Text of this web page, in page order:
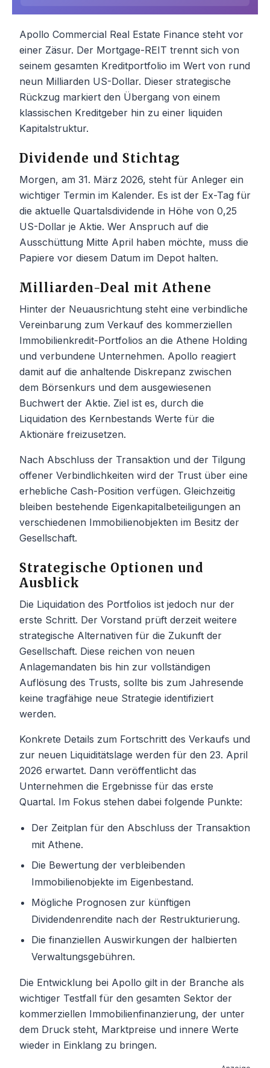
Apollo Commercial Real Estate Finance steht vor
einer Zäsur. Der Mortgage-REIT trennt sich von
seinem gesamten Kreditportfolio im Wert von rund
neun Milliarden US-Dollar. Dieser strategische
Rückzug markiert den Übergang von einem
klassischen Kreditgeber hin zu einer liquiden
Kapitalstruktur.
Dividende und Stichtag
Morgen, am 31. März 2026, steht für Anleger ein
wichtiger Termin im Kalender. Es ist der Ex-Tag für
die aktuelle Quartalsdividende in Höhe von 0,25
US-Dollar je Aktie. Wer Anspruch auf die
Ausschüttung Mitte April haben möchte, muss die
Papiere vor diesem Datum im Depot halten.
Milliarden-Deal mit Athene
Hinter der Neuausrichtung steht eine verbindliche
Vereinbarung zum Verkauf des kommerziellen
Immobilienkredit-Portfolios an die Athene Holding
und verbundene Unternehmen. Apollo reagiert
damit auf die anhaltende Diskrepanz zwischen
dem Börsenkurs und dem ausgewiesenen
Buchwert der Aktie. Ziel ist es, durch die
Liquidation des Kernbestands Werte für die
Aktionäre freizusetzen.
Nach Abschluss der Transaktion und der Tilgung
offener Verbindlichkeiten wird der Trust über eine
erhebliche Cash-Position verfügen. Gleichzeitig
bleiben bestehende Eigenkapitalbeteiligungen an
verschiedenen Immobilienobjekten im Besitz der
Gesellschaft.
Strategische Optionen und
Ausblick
Die Liquidation des Portfolios ist jedoch nur der
erste Schritt. Der Vorstand prüft derzeit weitere
strategische Alternativen für die Zukunft der
Gesellschaft. Diese reichen von neuen
Anlagemandaten bis hin zur vollständigen
Auflösung des Trusts, sollte bis zum Jahresende
keine tragfähige neue Strategie identifiziert
werden.
Konkrete Details zum Fortschritt des Verkaufs und
zur neuen Liquiditätslage werden für den 23. April
2026 erwartet. Dann veröffentlicht das
Unternehmen die Ergebnisse für das erste
Quartal. Im Fokus stehen dabei folgende Punkte:
Der Zeitplan für den Abschluss der Transaktion
mit Athene.
Die Bewertung der verbleibenden
Immobilienobjekte im Eigenbestand.
Mögliche Prognosen zur künftigen
Dividendenrendite nach der Restrukturierung.
Die finanziellen Auswirkungen der halbierten
Verwaltungsgebühren.
Die Entwicklung bei Apollo gilt in der Branche als
wichtiger Testfall für den gesamten Sektor der
kommerziellen Immobilienfinanzierung, der unter
dem Druck steht, Marktpreise und innere Werte
wieder in Einklang zu bringen.